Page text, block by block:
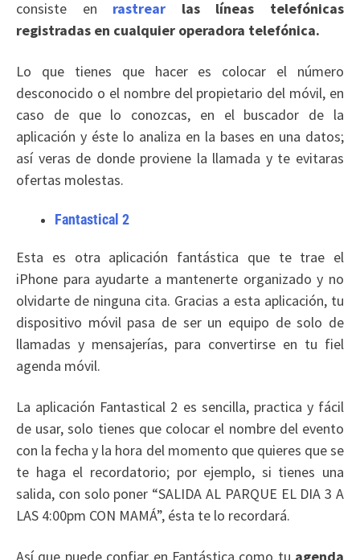
consiste en rastrear las líneas telefónicas
registradas en cualquier operadora telefónica.
Lo que tienes que hacer es colocar el número
desconocido o el nombre del propietario del móvil, en
caso de que lo conozcas, en el buscador de la
aplicación y éste lo analiza en la bases en una datos;
así veras de donde proviene la llamada y te evitaras
ofertas molestas.
Fantastical 2
Esta es otra aplicación fantástica que te trae el
iPhone para ayudarte a mantenerte organizado y no
olvidarte de ninguna cita. Gracias a esta aplicación, tu
dispositivo móvil pasa de ser un equipo de solo de
llamadas y mensajerías, para convertirse en tu fiel
agenda móvil.
La aplicación Fantastical 2 es sencilla, practica y fácil
de usar, solo tienes que colocar el nombre del evento
con la fecha y la hora del momento que quieres que se
te haga el recordatorio; por ejemplo, si tienes una
salida, con solo poner “SALIDA AL PARQUE EL DIA 3 A
LAS 4:00pm CON MAMÁ”, ésta te lo recordará.